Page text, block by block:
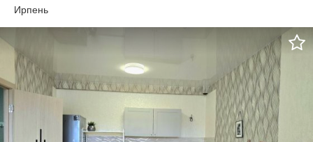
щоденних поїздок на роботу або навчання. Район із розвиненою
інфраструктурою: поруч магазини, транспорт, зелена зона.
Перегляд у зручний для вас час. Дзвоніть — детальніше
розповімо телефоном!
Ирпень